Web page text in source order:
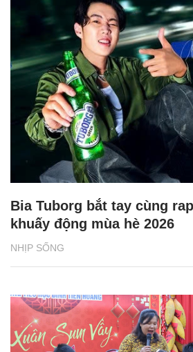
NHỊP SỐNG
Bia Tuborg bắt tay cùng
khuấy động mùa hè 2026